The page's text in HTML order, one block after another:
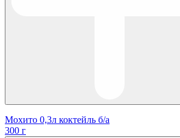
Мохито 0,3л коктейль б/а
300 г